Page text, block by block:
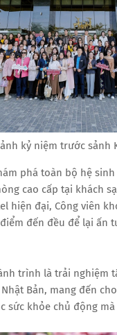
kỷ niệm trước sảnh
phá toàn bộ hệ
cao cấp tại khách
hiện đại, Công viên
đến đều để lại ấn
trình là trải nghiệm
Bản, mang đến
sức khỏe chủ động